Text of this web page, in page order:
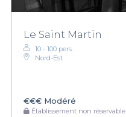
Le Saint Martin
10 - 100 pers.
Nord-Est
€€€ Modéré
Établissement non réservable